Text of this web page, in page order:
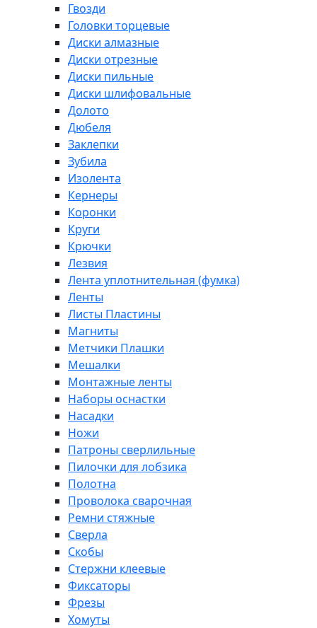
Гвозди
Головки торцевые
Диски алмазные
Диски отрезные
Диски пильные
Диски шлифовальные
Долото
Дюбеля
Заклепки
Зубила
Изолента
Кернеры
Коронки
Круги
Крючки
Лезвия
Лента уплотнительная (фумка)
Ленты
Листы Пластины
Магниты
Метчики Плашки
Мешалки
Монтажные ленты
Наборы оснастки
Насадки
Ножи
Патроны сверлильные
Пилочки для лобзика
Полотна
Проволока сварочная
Ремни стяжные
Сверла
Скобы
Стержни клеевые
Фиксаторы
Фрезы
Хомуты